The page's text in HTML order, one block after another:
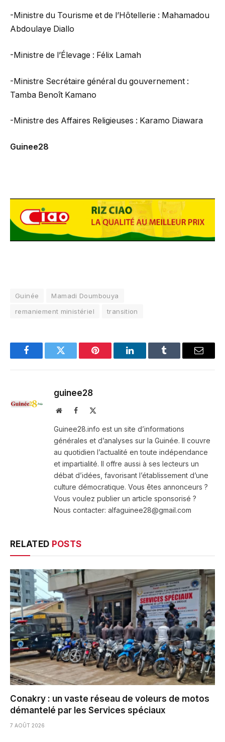
-Ministre du Tourisme et de l’Hôtellerie : Mahamadou
Abdoulaye Diallo
-Ministre de l’Élevage : Félix Lamah
-Ministre Secrétaire général du gouvernement :
Tamba Benoît Kamano
-Ministre des Affaires Religieuses : Karamo Diawara
Guinee28
Guinée
Mamadi Doumbouya
remaniement ministériel
transition
FacebookTwitter Pinterest LinkedInTumblr Email
guinee28
WebsiteFacebook
Guinee28.info est un site d’informations
générales et d’analyses sur la Guinée. Il couvre
au quotidien l’actualité en toute indépendance
et impartialité. Il offre aussi à ses lecteurs un
débat d’idées, favorisant l’établissement d’une
culture démocratique. Vous êtes annonceurs ?
Vous voulez publier un article sponsorisé ?
Nous contacter: alfaguinee28@gmail.com
RELATED POSTS
Conakry : un vaste réseau de voleurs de motos
démantelé par les Services spéciaux
7 AOÛT 2026